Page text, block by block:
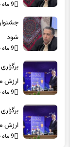
9 ماه پیش
شود
9 ماه پیش
ارزش
9 ماه پیش
ارزش
9 ماه پیش